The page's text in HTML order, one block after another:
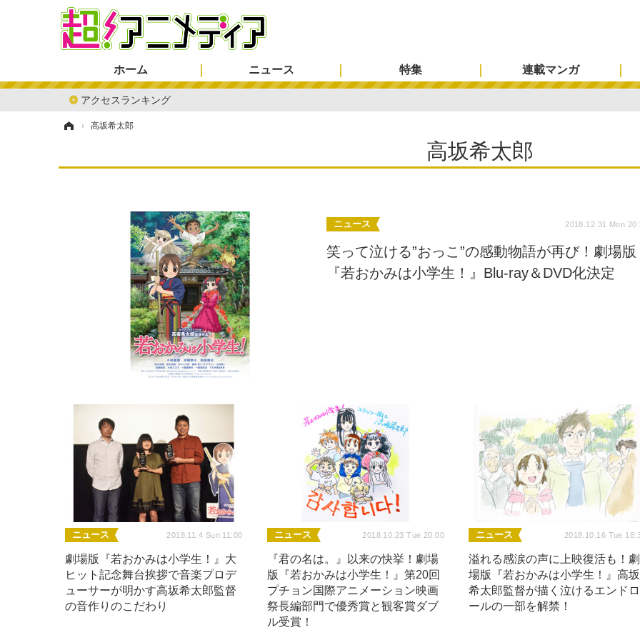
ホーム
アクセスランキング
ニュース 特集 連載マンガ
› 高坂希太郎
高坂希太郎
ニュース 2018.12.31 Mon
笑って泣ける”おっこ”の感動物語が再び！劇場版
『若おかみは小学生！』Blu-ray＆DVD化決定
ニュース 2018.11.4 Sun 11:00
劇場版『若おかみは小学生！』大
ヒット記念舞台挨拶で音楽プロデ
ューサーが明かす高坂希太郎監督
の音作りのこだわり
ニュース 2018.10.23 Tue 20:00
『君の名は。』以来の快挙！劇場
版『若おかみは小学生！』第20回
プチョン国際アニメーション映画
祭長編部門で優秀賞と観客賞ダブ
ル受賞！
ニュース 2018.10.16 Tue
溢れる感涙の声に上映復活も！劇
場版『若おかみは小学生！』高坂
希太郎監督が描く泣けるエンドロ
ールの一部を解禁！